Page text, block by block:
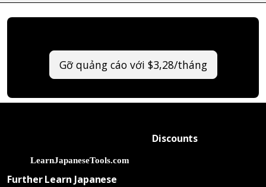
Gỡ quảng cáo với $3,28/tháng
Discounts
Further Learn Japanese